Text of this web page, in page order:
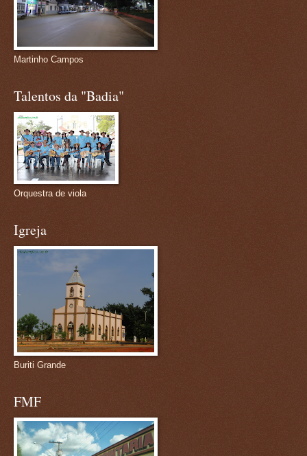
Martinho Campos
Talentos da "Badia"
Orquestra de viola
Igreja
Buriti Grande
FMF